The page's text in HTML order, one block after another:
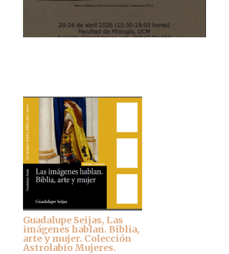
Guadalupe Seijas, Las
imágenes hablan. Biblia,
arte y mujer. Colección
Astrolabio Mujeres.